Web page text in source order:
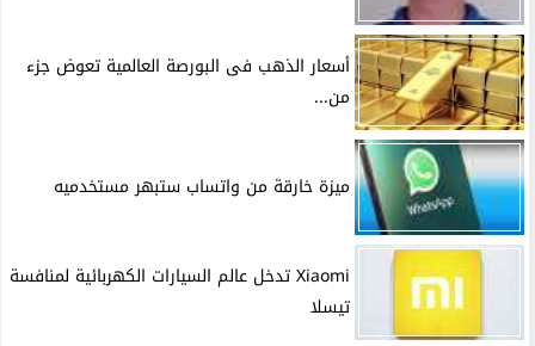
أسعار الذهب فى البورصة العالمية تعوض جزء
من...
ميزة خارقة من واتساب ستبهر مستخدميه
Xiaomi تدخل عالم السيارات الكهربائية لمنافسة
تيسلا